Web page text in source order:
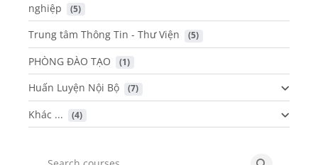
nghiệp
(5)
Trung tâm Thông Tin - Thư Viện (5)
PHÒNG ĐÀO TẠO (1)
Huấn Luyện Nội Bộ (7)
Khác ... (4)